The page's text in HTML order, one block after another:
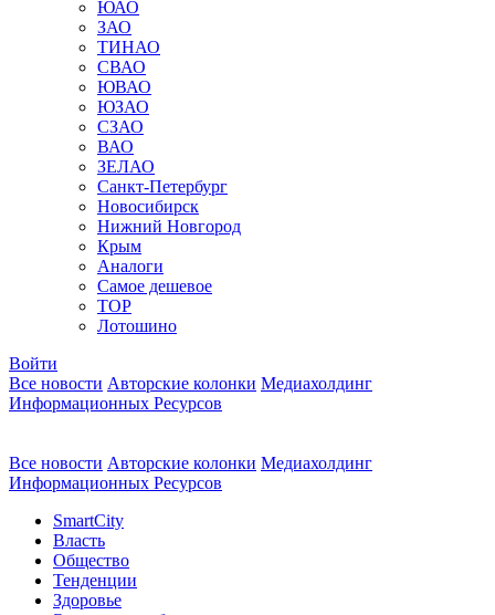
ЮАО
ЗАО
ТИНАО
СВАО
ЮВАО
ЮЗАО
СЗАО
ВАО
ЗЕЛАО
Санкт-Петербург
Новосибирск
Нижний Новгород
Крым
Аналоги
Самое дешевое
TOP
Лотошино
Войти
Все новости Авторские колонки Медиахолдинг
Информационных Ресурсов
Все новости Авторские колонки Медиахолдинг
Информационных Ресурсов
SmartCity
Власть
Общество
Тенденции
Здоровье